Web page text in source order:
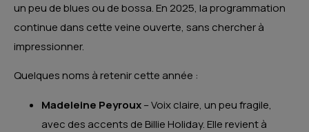
un peu de blues ou de bossa. En 2025, la programmation
continue dans cette veine ouverte, sans chercher à
impressionner.
Quelques noms à retenir cette année :
Madeleine Peyroux– Voix claire, un peu fragile,
avec des accents de Billie Holiday. Elle revient à